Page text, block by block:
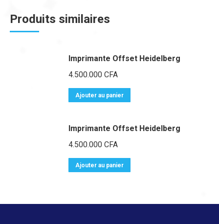
Produits similaires
Imprimante Offset Heidelberg
4.500.000 CFA
Ajouter au panier
Imprimante Offset Heidelberg
4.500.000 CFA
Ajouter au panier